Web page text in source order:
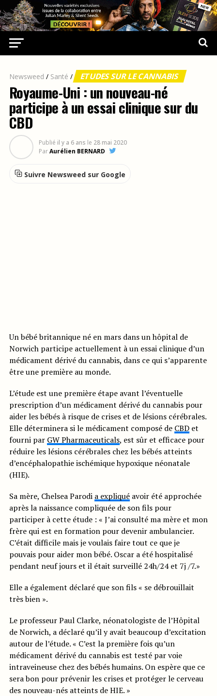
Newsweed / Santé / ETUDES SUR LE CANNABIS
Royaume-Uni : un nouveau-né
participe à un essai clinique sur du
CBD
Publié il y a 6 ans le 28 mai 2020
ParAurélien BERNARD
Suivre Newsweed sur Google
Un bébé britannique né en mars dans un hôpital de
Norwich participe actuellement à un essai clinique d’un
médicament dérivé du cannabis, dans ce qui s’apparente
être une première au monde.
L’étude est une première étape avant l’éventuelle
prescription d’un médicament dérivé du cannabis pour
aider les bébés à risque de crises et de lésions cérébrales.
Elle déterminera si le médicament composé de CBDet
fourni par GW Pharmaceuticals, est sûr et efficace pour
réduire les lésions cérébrales chez les bébés atteints
d’encéphalopathie ischémique hypoxique néonatale
(HIE).
Sa mère, Chelsea Parodi a expliquéavoir été approchée
après la naissance compliquée de son fils pour
participer à cette étude : « J’ai consulté ma mère et mon
frère qui est en formation pour devenir ambulancier.
C’était difficile mais je voulais faire tout ce que je
pouvais pour aider mon bébé. Oscar a été hospitalisé
pendant neuf jours et il était surveillé 24h/24 et 7j /7.»
Elle a également déclaré que son fils « se débrouillait
très bien ».
Le professeur Paul Clarke, néonatologiste de l’Hôpital
de Norwich, a déclaré qu’il y avait beaucoup d’excitation
autour de l’étude. « C’est la première fois qu’un
médicament dérivé du cannabis est testé par voie
intraveineuse chez des bébés humains. On espère que ce
sera bon pour prévenir les crises et protéger le cerveau
des nouveau-nés atteints de HIE. »